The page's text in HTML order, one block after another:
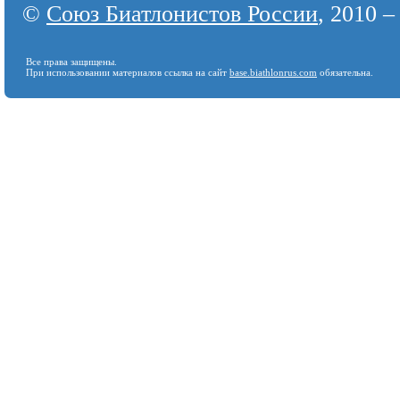
© Союз Биатлонистов России, 2010
Все права защищены.
При использовании материалов ссылка на сайт base.biathlonrus.com обязательна.